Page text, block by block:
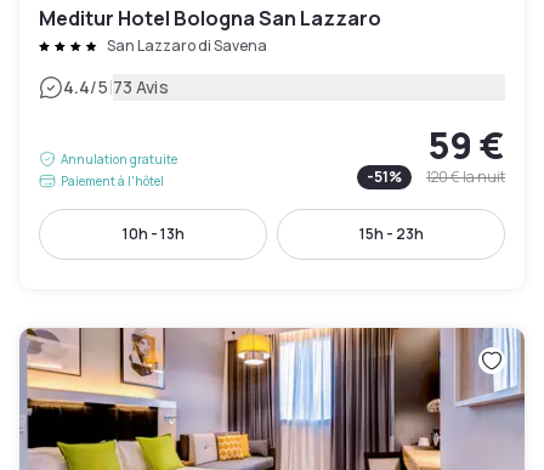
Meditur Hotel Bologna San Lazzaro
San Lazzaro di Savena
4.4/5|73 Avis
Annulation gratuite
Paiement à l'hôtel
59 €
-51% 120 €la nuit
10h - 13h 15h - 23h